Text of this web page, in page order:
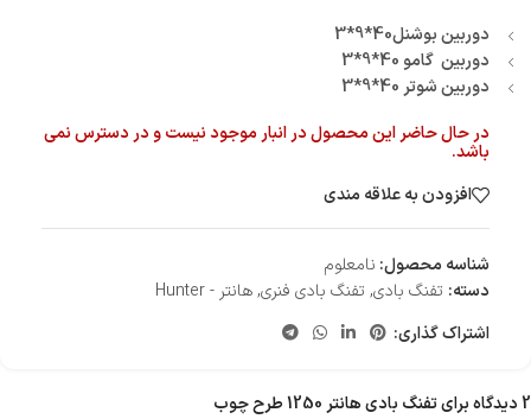
دوربین بوشنل40*9*3
دوربین گامو 40*9*3
دوربین شوتر 40*9*3
در حال حاضر این محصول در انبار موجود نیست و در دسترس نمی
باشد.
افزودن به علاقه مندی
شناسه محصول: نامعلوم
دسته: تفنگ بادی, تفنگ بادی فنری,هانتر - Hunter
اشتراک گذاری:
2 دیدگاه برای
تفنگ بادی هانتر 1250 طرح چوب